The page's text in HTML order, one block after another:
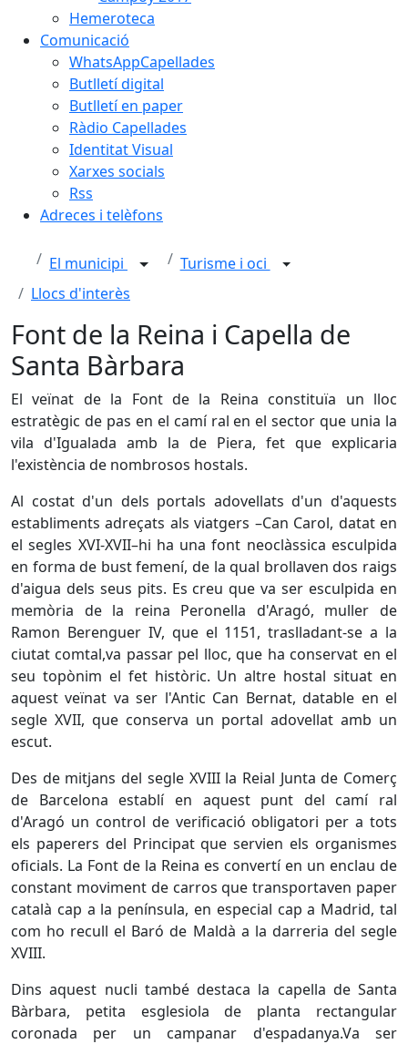
Hemeroteca
Comunicació
WhatsAppCapellades
Butlletí digital
Butlletí en paper
Ràdio Capellades
Identitat Visual
Xarxes socials
Rss
Adreces i telèfons
El municipi
Turisme i oci
Llocs d'interès
Font de la Reina i Capella de
Santa Bàrbara
El veïnat de la Font de la Reina constituïa un lloc
estratègic de pas en el camí ral en el sector que unia la
vila d'Igualada amb la de Piera, fet que explicaria
l'existència de nombrosos hostals.
Al costat d'un dels portals adovellats d'un d'aquests
establiments adreçats als viatgers –Can Carol, datat en
el segles XVI-XVII–hi ha una font neoclàssica esculpida
en forma de bust femení, de la qual brollaven dos raigs
d'aigua dels seus pits. Es creu que va ser esculpida en
memòria de la reina Peronella d'Aragó, muller de
Ramon Berenguer IV, que el 1151, traslladant-se a la
ciutat comtal,va passar pel lloc, que ha conservat en el
seu topònim el fet històric. Un altre hostal situat en
aquest veïnat va ser l'Antic Can Bernat, datable en el
segle XVII, que conserva un portal adovellat amb un
escut.
Des de mitjans del segle XVIII la Reial Junta de Comerç
de Barcelona establí en aquest punt del camí ral
d'Aragó un control de verificació obligatori per a tots
els paperers del Principat que servien els organismes
oficials. La Font de la Reina es convertí en un enclau de
constant moviment de carros que transportaven paper
català cap a la península, en especial cap a Madrid, tal
com ho recull el Baró de Maldà a la darreria del segle
XVIII.
Dins aquest nucli també destaca la capella de Santa
Bàrbara, petita esglesiola de planta rectangular
coronada per un campanar d'espadanya.Va ser